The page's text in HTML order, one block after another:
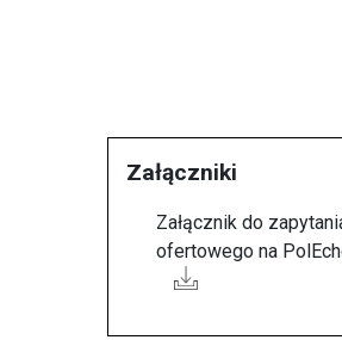
Załączniki
Załącznik do
ofertowego na